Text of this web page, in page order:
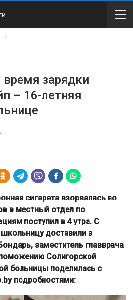
время зарядки
– 16-летняя
сигарета взорвалась во
в местный отдел по
поступил в 4 утра. С
школьницу доставили в
заместитель главврача
Солигорской
больницы поделилась с
подробностями: